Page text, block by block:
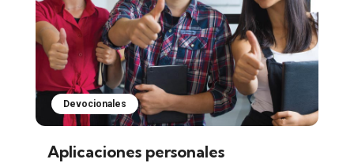
Devocionales
Aplicaciones personales